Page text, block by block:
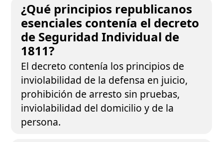
¿Qué principios republicanos
esenciales contenía el decreto
de Seguridad Individual de
1811?
El decreto contenía los principios de
inviolabilidad de la defensa en juicio,
prohibición de arresto sin pruebas,
inviolabilidad del domicilio y de la
persona.